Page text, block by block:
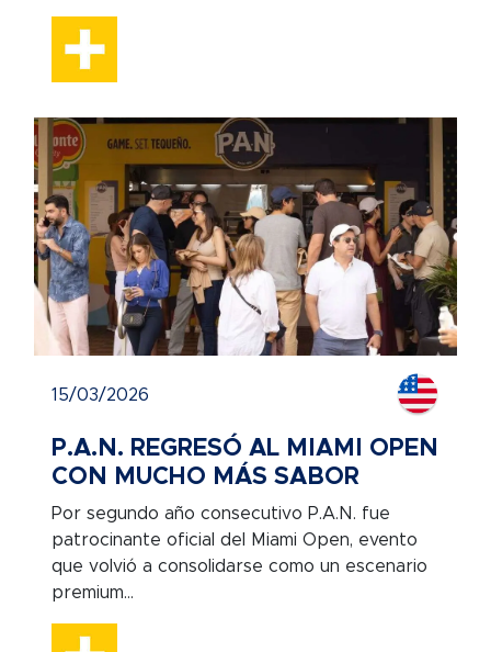
15/03/2026
P.A.N. REGRESÓ AL MIAMI OPEN
CON MUCHO MÁS SABOR
Por segundo año consecutivo P.A.N. fue
patrocinante oficial del Miami Open, evento
que volvió a consolidarse como un escenario
premium...